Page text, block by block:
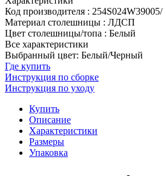
Код производителя : 254S024W39005/
Материал столешницы : ЛДСП
Цвет столешницы/топа : Белый
Все характеристики
Выбранный цвет: Белый/Черный
Где купить
Инструкция по сборке
Инструкция по уходу
Купить
Описание
Характеристики
Размеры
Упаковка